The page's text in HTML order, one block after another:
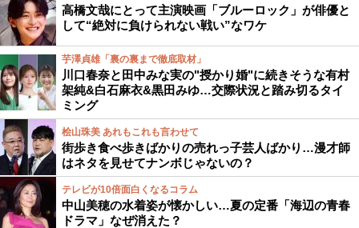
高橋文哉にとって主演映画「ブルーロック」が俳優と
して“絶対に負けられない戦い”なワケ
芋澤貞雄「裏の裏まで徹底取材」
川口春奈と田中みな実の"授かり婚"に続きそうな有村
架純&白石麻衣&黒田みゆ…交際状況と踏み切るタイ
ミング
桧山珠美 あれもこれも言わせて
街歩き食べ歩きばかりの売れっ子芸人ばかり…漫才師
はネタを見せてナンボじゃないの？
テレビが10倍面白くなるコラム
中山美穂の水着姿が懐かしい…夏の定番「海辺の青春
ドラマ」なぜ消えた？